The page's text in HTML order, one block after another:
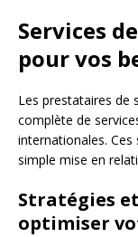
Services
pour vos
Les prestataires de
complète de
internationales. Ces
simple mise en
Stratégies
optimiser